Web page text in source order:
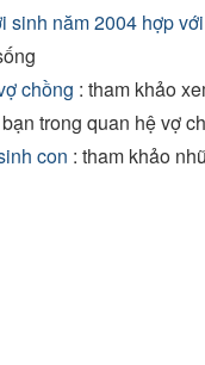
sinh năm 2004 hợp
chồng : tham khảo
trong quan hệ vợ
con : tham khảo